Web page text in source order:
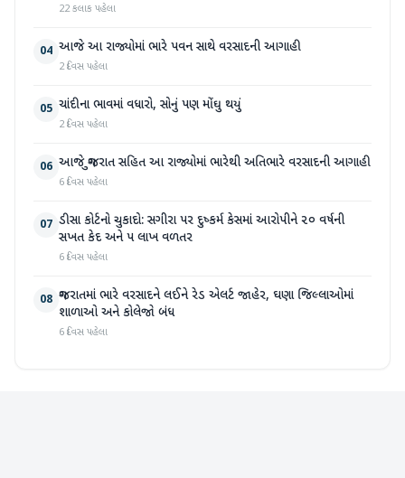
22 કલાક પહેલા
04 આજે આ રાજ્યોમાં ભારે પવન સાથે વરસાદની આગાહી
2 દિવસ પહેલા
05 ચાંદીના ભાવમાં વધારો, સોનું પણ મોંઘુ થયું
2 દિવસ પહેલા
06 આજે ગુજરાત સહિત આ રાજ્યોમાં ભારેથી અતિભારે વરસાદની આગાહી
6 દિવસ પહેલા
07 ડીસા કોર્ટનો ચુકાદો: સગીરા પર દુષ્કર્મ કેસમાં આરોપીને ૨૦ વર્ષની
સખત કેદ અને ૫ લાખ વળતર
6 દિવસ પહેલા
08 ગુજરાતમાં ભારે વરસાદને લઈને રેડ એલર્ટ જાહેર, ઘણા જિલ્લાઓમાં
શાળાઓ અને કોલેજો બંધ
6 દિવસ પહેલા